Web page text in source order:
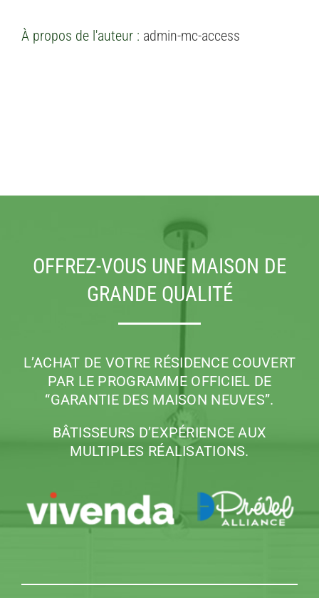
À propos de l'auteur : admin-mc-access
OFFREZ-VOUS UNE MAISON DE
GRANDE QUALITÉ
L’ACHAT DE VOTRE RÉSIDENCE COUVERT
PAR LE PROGRAMME OFFICIEL DE
“GARANTIE DES MAISON NEUVES”.
BÂTISSEURS D’EXPÉRIENCE AUX
MULTIPLES RÉALISATIONS.